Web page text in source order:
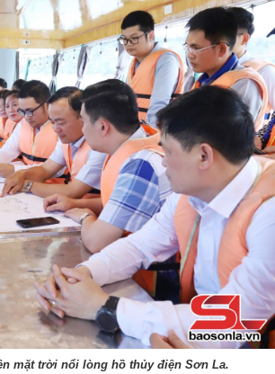
mặt trời nổi lòng hồ thủy điện Sơn La.
Chào ngày mới 8/8/2026